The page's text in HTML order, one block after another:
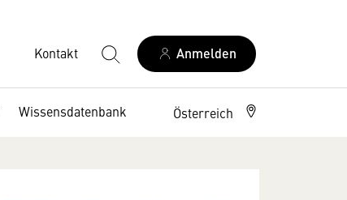
Kontakt Anmelden
Wissensdatenbank Österreich